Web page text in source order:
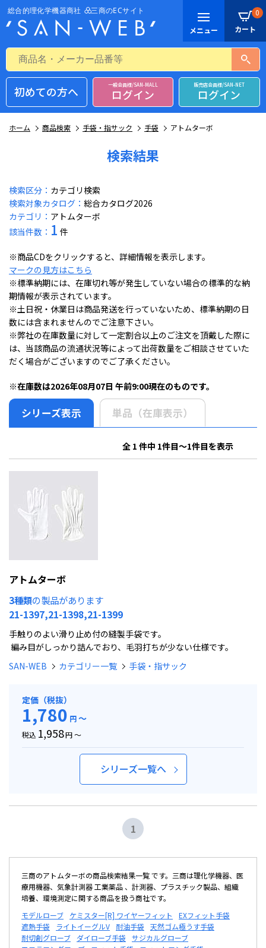
0
初めての方へ 一般会員様/SAN-MALL
ログイン
販売店会員様/SAN-NET
ログイン
ホーム 商品検索 手袋・指サック 手袋 アトムターボ
検索結果
検索区分： カテゴリ検索
検索対象カタログ： 総合カタログ2026
カテゴリ： アトムターボ
該当件数： 1 件
※商品CDをクリックすると、詳細情報を表示します。
マークの見方はこちら
※標準納期には、在庫切れ等が発生していない場合の標準的な納
期情報が表示されています。
※土日祝・休業日は商品発送を行っていないため、標準納期の日
数には含まれませんのでご注意下さい。
※弊社の在庫数量に対して一定割合以上のご注文を頂戴した際に
は、当該商品の流通状況等によって出荷数量をご相談させていた
だく場合がございますのでご了承ください。
※在庫数は2026年08月07日 午前9:00現在のものです。
シリーズ表示 単品（在庫表示）
全 1 件中 1件目～1件目を表示
アトムターボ
3種類の製品があります
21-1397,21-1398,21-1399
手触りのよい滑り止め付の縫製手袋です。
編み目がしっかり詰んでおり、毛羽打ちが少ない仕様です。
SAN-WEB
カテゴリー一覧 手袋・指サック
定価（税抜）
1,780 円～
税込 1,958円 ～
シリーズ一覧へ
1
三商のアトムターボの商品検索結果一覧 です。三商は理化学機器、医
療用機器、気象計測器 工業薬品 、計測器、プラスチック製品、組織
培養、環境測定に関する商品を扱う商社です。
モデルローブ
ケミスター[R] ワイヤーフィット
EXフィット手袋
遮熱手袋
ライトイーグルV 耐油手袋
天然ゴム極うす手袋
耐切創グローブ
ダイローブ手袋
サジカルグローブ